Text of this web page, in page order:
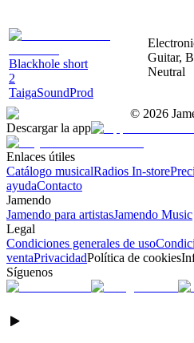
Blackhole short
2
TaigaSoundProd
Guitar,
Neutral
© 2026
Descargar la app
Enlaces útiles
Catálogo musicalRadios In-store
ayudaContacto
Jamendo
Jamendo para artistasJamendo Music
Legal
Condiciones generales de uso
ventaPrivacidadPolítica de cookies
Síguenos